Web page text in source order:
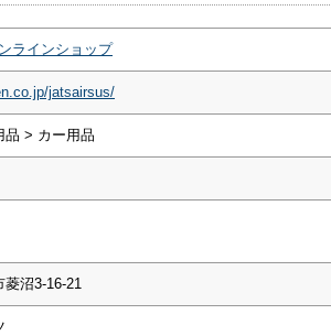
ラインショップ
jatsairsus/
品 > カー用品
沼3-16-21